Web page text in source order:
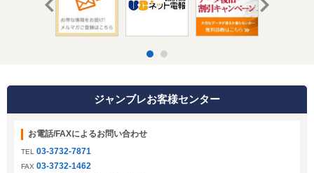
ジャンブレお客様センター
お電話/FAXによるお問い合わせ
TEL 03-3732-7871
FAX 03-3732-1462